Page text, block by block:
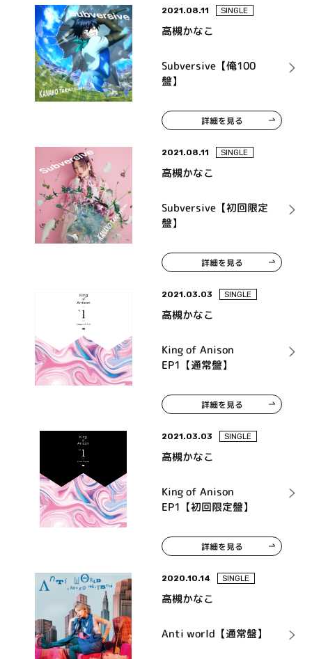
2021.08.11 SINGLE
高槻かなこ
Subversive【俺100
盤】
詳細を見る
2021.08.11 SINGLE
高槻かなこ
Subversive【初回限定
盤】
詳細を見る
2021.03.03 SINGLE
高槻かなこ
King of Anison
EP1【通常盤】
詳細を見る
2021.03.03 SINGLE
高槻かなこ
King of Anison
EP1【初回限定盤】
詳細を見る
2020.10.14 SINGLE
高槻かなこ
Anti world【通常盤】